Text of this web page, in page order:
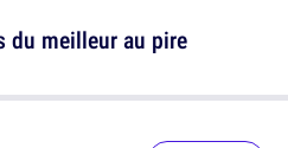
du meilleur au pire